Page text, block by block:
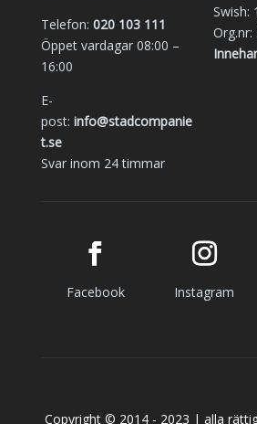
Telefon: 020 103 111
Öppet vardagar 08:00 –
16:00
E-
post: info@stadcompanie
t.se
Svar inom 24 timmar
Swish:
Facebook Instagram
Copyright © 2014 - 2023 | alla